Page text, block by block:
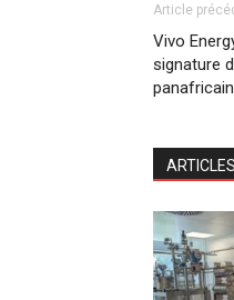
Article
Vivo
signature